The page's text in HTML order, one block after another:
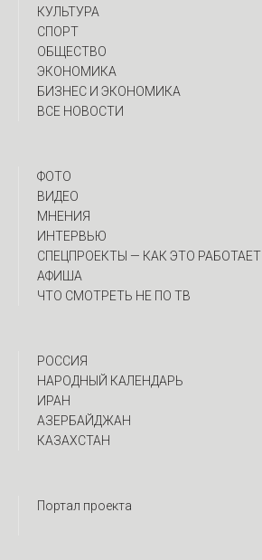
КУЛЬТУРА
СПОРТ
ОБЩЕСТВО
ЭКОНОМИКА
БИЗНЕС И ЭКОНОМИКА
ВСЕ НОВОСТИ
ФОТО
ВИДЕО
МНЕНИЯ
ИНТЕРВЬЮ
CПЕЦПРОЕКТЫ — КАК ЭТО РАБОТАЕТ
АФИША
ЧТО СМОТРЕТЬ НЕ ПО ТВ
РОССИЯ
НАРОДНЫЙ КАЛЕНДАРЬ
ИРАН
АЗЕРБАЙДЖАН
КАЗАХСТАН
Портал проекта